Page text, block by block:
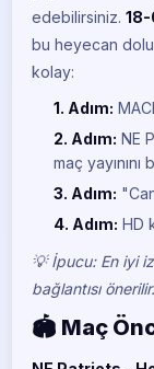
edebilirsiniz.
bu heyecan dolu
kolay:
1. Adım:
2. Adım: NE
maç yayınını
3. Adım:
4. Adım: HD
💡 İpucu: En iyi
bağlantısı önerilir.
🏟️ Maç